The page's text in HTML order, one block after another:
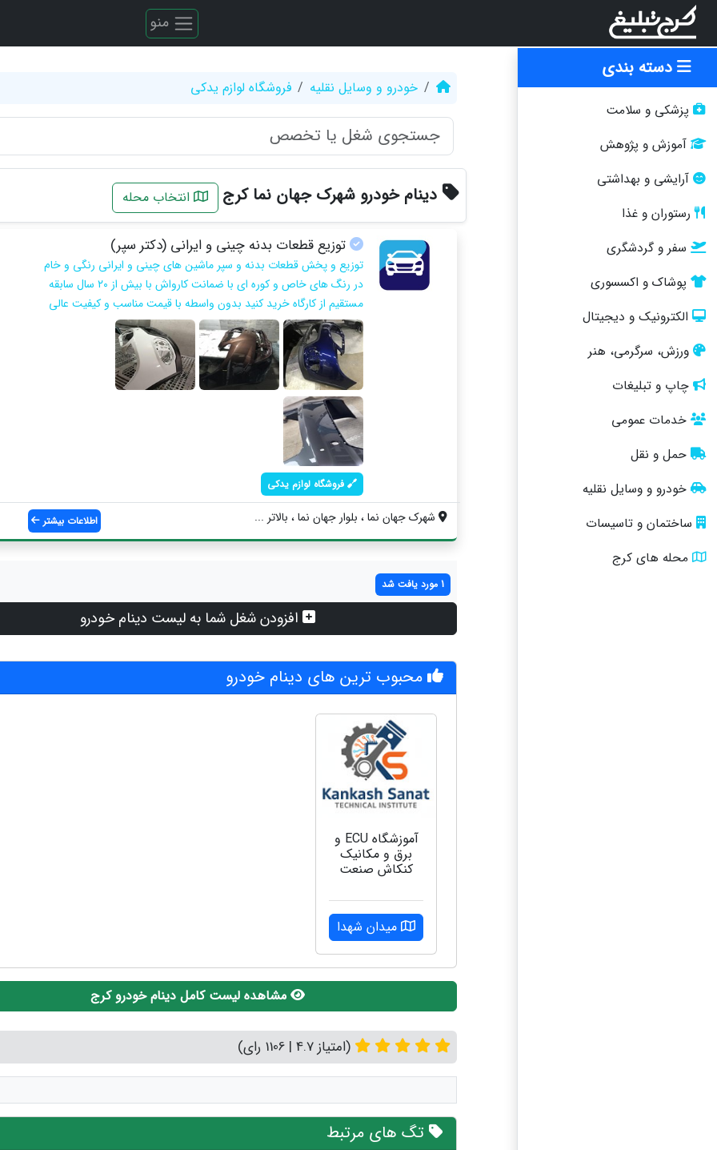
منو
دسته بندی
پزشکی و سلامت
آموزش و پژوهش
آرایشی و بهداشتی
رستوران و غذا
سفر و گردشگری
پوشاک و اکسسوری
الکترونیک و دیجیتال
ورزش، سرگرمی، هنر
چاپ و تبلیغات
خدمات عمومی
حمل و نقل
خودرو و وسایل نقلیه
ساختمان و تاسیسات
محله های کرج
خودرو و وسایل نقلیه فروشگاه لوازم یدکی
دینام خودرو شهرک جهان نما کرج انتخاب محله
توزیع قطعات بدنه چینی و ایرانی (دکتر سپر)
توزیع و پخش قطعات بدنه و سپر ماشین های چینی و ایرانی رنگی و خام
در رنگ های خاص و کوره ای با ضمانت کارواش با بیش از ۲۰ سال سابقه
مستقیم از کارگاه خرید کنید بدون واسطه با قیمت مناسب و کیفیت عالی
فروشگاه لوازم یدکی
شهرک جهان نما ، بلوار جهان نما ، بالاتر ... اطلاعات بیشتر
1 مورد یافت شد
افزودن شغل شما به لیست دینام خودرو
محبوب ترین های دینام خودرو
آموزشگاه ECU و
برق و مکانیک
کنکاش صنعت
میدان شهدا
مشاهده لیست کامل دینام خودرو کرج
(امتیاز 4.7 | 1106 رای)
تگ های مرتبط